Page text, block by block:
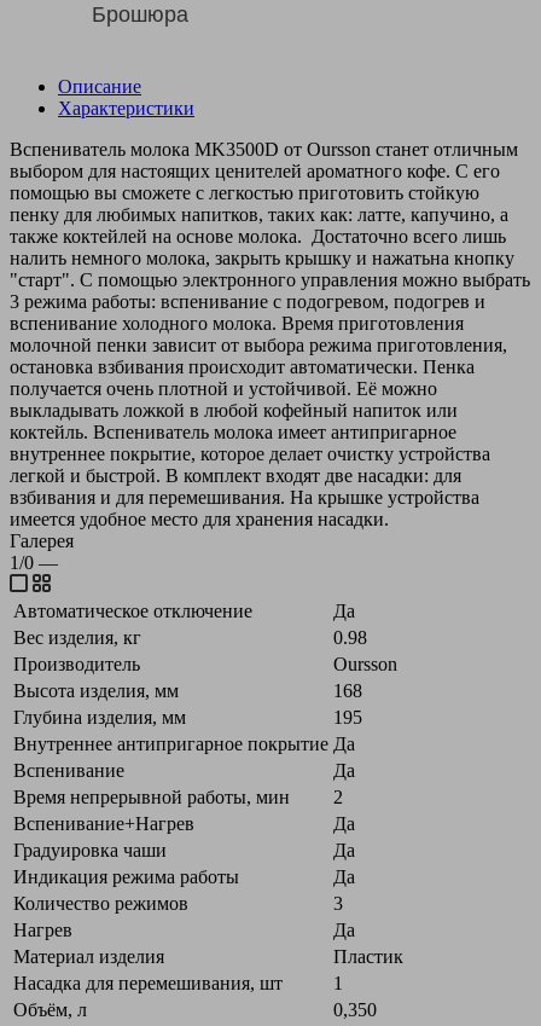
Брошюра
Описание
Характеристики
Вспениватель молока MK3500D от Oursson станет отличным
выбором для настоящих ценителей ароматного кофе. С его
помощью вы сможете с легкостью приготовить стойкую
пенку для любимых напитков, таких как: латте, капучино, а
также коктейлей на основе молока. Достаточно всего лишь
налить немного молока, закрыть крышку и нажатьна кнопку
"старт". С помощью электронного управления можно выбрать
3 режима работы: вспенивание с подогревом, подогрев и
вспенивание холодного молока. Время приготовления
молочной пенки зависит от выбора режима приготовления,
остановка взбивания происходит автоматически. Пенка
получается очень плотной и устойчивой. Её можно
выкладывать ложкой в любой кофейный напиток или
коктейль. Вспениватель молока имеет антипригарное
внутреннее покрытие, которое делает очистку устройства
легкой и быстрой. В комплект входят две насадки: для
взбивания и для перемешивания. На крышке устройства
имеется удобное место для хранения насадки.
Галерея
1/0 —
Автоматическое отключение
Да
Вес изделия, кг
0.98
Производитель
Oursson
Высота изделия, мм
168
Глубина изделия, мм
195
Внутреннее антипригарное покрытие Да
Вспенивание
Да
Время непрерывной работы, мин
2
Вспенивание+Нагрев
Да
Градуировка чаши
Да
Индикация режима работы
Да
Количество режимов
3
Нагрев
Да
Материал изделия
Пластик
Насадка для перемешивания, шт
1
Объём, л
0,350